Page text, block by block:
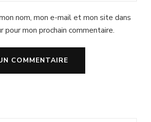
nom, mon e-mail et mon site dans
pour mon prochain commentaire.